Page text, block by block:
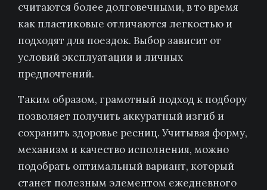
считаются более долговечными, в то время
как пластиковые отличаются легкостью и
подходят для поездок. Выбор зависит от
условий эксплуатации и личных
предпочтений.
Таким образом, грамотный подход к подбору
позволяет получить аккуратный изгиб и
сохранить здоровье ресниц. Учитывая форму,
механизм и качество исполнения, можно
подобрать оптимальный вариант, который
станет полезным элементом ежедневного